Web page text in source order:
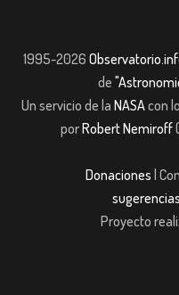
1995-2026
de
Un servicio de la NASAcon
porRobert Nemiroff(
Donaciones |
Proyecto